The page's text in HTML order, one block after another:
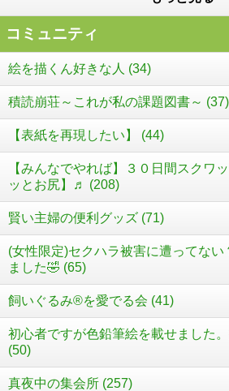
コミュニティ
絵を描くん好きな人 (34)
積読崩荘～これが私の課題図書～ (37)
【表紙を再現したい】 (44)
【みんなでやれば】３０日間スクワ
ッとお尻】♬ (208)
賢い主婦の便利グッズ (71)
(女性限定)セクハラ被害に遭ってない
ました🤣 (65)
飼いぐるみ®を愛でる会 (41)
初心者ですが色鉛筆絵を載せました
(50)
真夜中の集会所 (257)